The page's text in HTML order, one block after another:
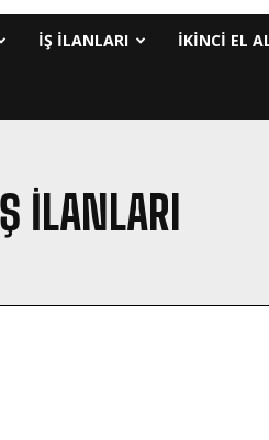
İŞ İLANLARI IKINCI EL
ILANLARI